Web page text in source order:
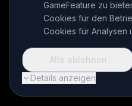
GameFeature zu
Cookies für den
Cookies für Analysen
Details anzeigen
Alle ablehnen